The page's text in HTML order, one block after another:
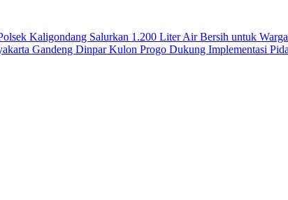
Kaligondang Salurkan 1.200 Liter Air Bersih untuk
Gandeng Dinpar Kulon Progo Dukung Implementasi